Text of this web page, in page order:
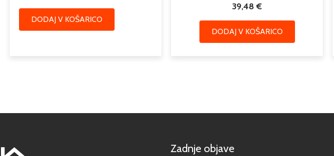
DODAJ V KOŠARICO
39,48 €
DODAJ V KOŠARICO
Zadnje objave